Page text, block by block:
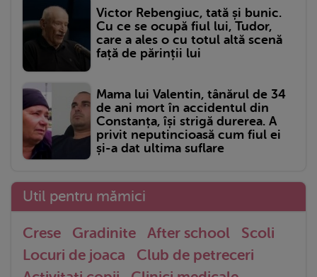
Victor Rebengiuc, tată și bunic.
Cu ce se ocupă fiul lui, Tudor,
care a ales o cu totul altă scenă
față de părinții lui
Mama lui Valentin, tânărul de 34
de ani mort în accidentul din
Constanța, își strigă durerea. A
privit neputincioasă cum fiul ei
și-a dat ultima suflare
Util pentru mămici
Crese Gradinite After school
Scoli
Locuri de joaca
Club de petreceri